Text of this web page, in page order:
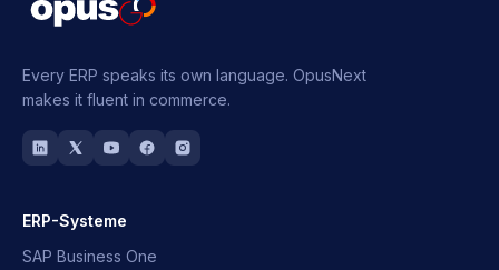
Every ERP speaks its own language. OpusNext
makes it fluent in commerce.
ERP-Systeme
SAP Business One